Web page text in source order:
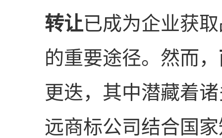
转让已成为企业获
的重要途径。然而，
更迭，其中潜藏着
远商标公司结合国